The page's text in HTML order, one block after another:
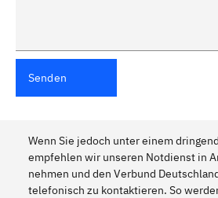
Senden
Wenn Sie jedoch unter einem
empfehlen wir unseren Notdienst in
nehmen und den Verbund
telefonisch zu kontaktieren. So